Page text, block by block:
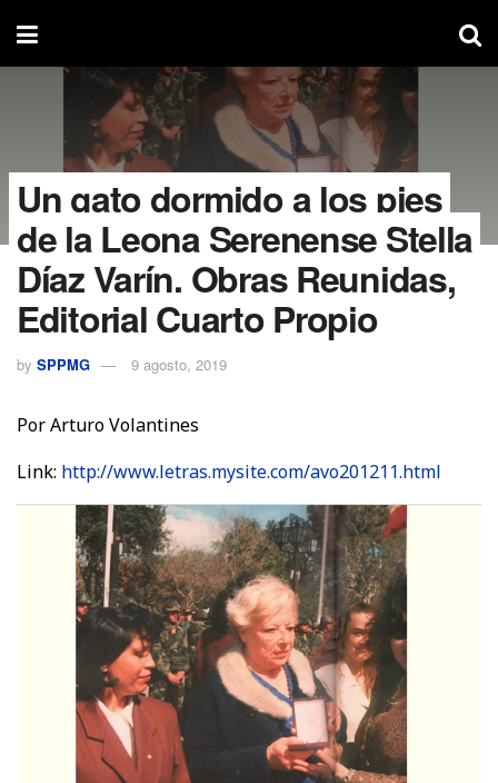
Un gato dormido a los pies
de la Leona Serenense Stella
Díaz Varín, Obras Reunidas,
Editorial Cuarto Propio
by SPPMG 9 agosto, 2019
Por Arturo Volantines
Link: http://www.letras.mysite.com/avo201211.html